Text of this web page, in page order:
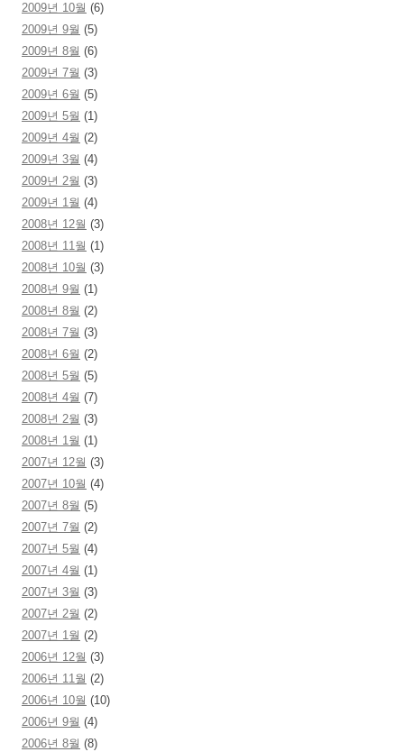
2009년 10월 (6)
2009년 9월 (5)
2009년 8월 (6)
2009년 7월 (3)
2009년 6월 (5)
2009년 5월 (1)
2009년 4월 (2)
2009년 3월 (4)
2009년 2월 (3)
2009년 1월 (4)
2008년 12월 (3)
2008년 11월 (1)
2008년 10월 (3)
2008년 9월 (1)
2008년 8월 (2)
2008년 7월 (3)
2008년 6월 (2)
2008년 5월 (5)
2008년 4월 (7)
2008년 2월 (3)
2008년 1월 (1)
2007년 12월 (3)
2007년 10월 (4)
2007년 8월 (5)
2007년 7월 (2)
2007년 5월 (4)
2007년 4월 (1)
2007년 3월 (3)
2007년 2월 (2)
2007년 1월 (2)
2006년 12월 (3)
2006년 11월 (2)
2006년 10월 (10)
2006년 9월 (4)
2006년 8월 (8)